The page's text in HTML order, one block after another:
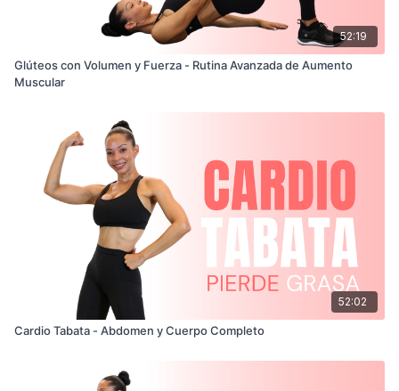
52:19
Glúteos con Volumen y Fuerza - Rutina Avanzada de Aumento
Muscular
52:02
Cardio Tabata - Abdomen y Cuerpo Completo